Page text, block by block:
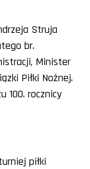
Struja
br.
Minister
Piłki Nożnej.
100. rocznicy
piłki